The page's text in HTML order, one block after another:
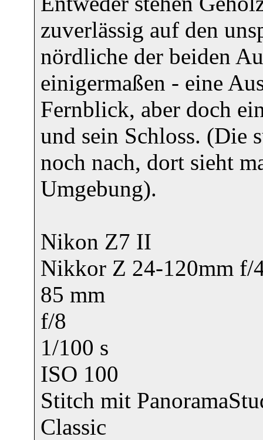
zuverlässig auf den
nördliche der beiden
einigermaßen - eine
Fernblick, aber doch
und sein Schloss. (Die
noch nach, dort sieht
Umgebung).
Nikon Z7 II
Nikkor Z 24-120mm f/
85 mm
f/8
1/100 s
ISO 100
Stitch mit
Classic